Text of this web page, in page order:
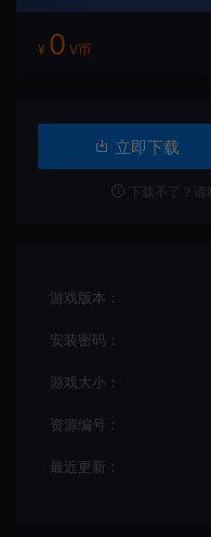
¥ 0 V币
立即下载
下载不了？
游戏版本：
安装密码：
游戏大小：
资源编号：
最近更新：